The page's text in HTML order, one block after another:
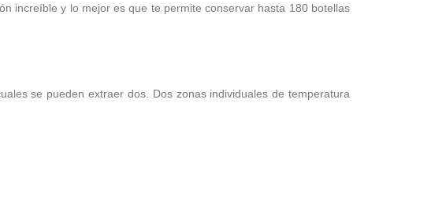
increíble y lo mejor es que te permite conservar hasta 180 botellas
se pueden extraer dos. Dos zonas individuales de temperatura